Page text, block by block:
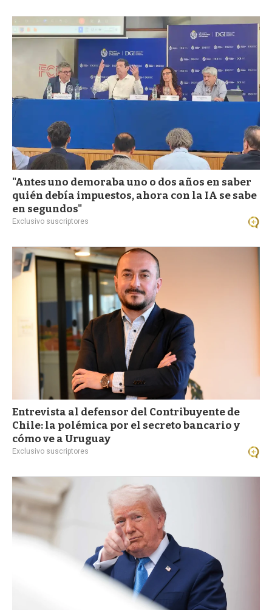
"Antes uno demoraba uno o dos años en saber
quién debía impuestos, ahora con la IA se sabe
en segundos"
Exclusivo suscriptores
Entrevista al defensor del Contribuyente de
Chile: la polémica por el secreto bancario y
cómo ve a Uruguay
Exclusivo suscriptores